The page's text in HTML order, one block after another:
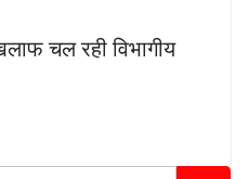
चल रही विभागीय